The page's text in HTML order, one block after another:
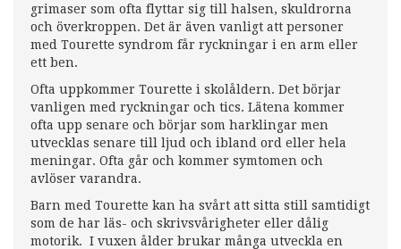
grimaser som ofta flyttar sig till halsen, skuldrorna
och överkroppen. Det är även vanligt att personer
med Tourette syndrom får ryckningar i en arm eller
ett ben.
Ofta uppkommer Tourette i skolåldern. Det börjar
vanligen med ryckningar och tics. Lätena kommer
ofta upp senare och börjar som harklingar men
utvecklas senare till ljud och ibland ord eller hela
meningar. Ofta går och kommer symtomen och
avlöser varandra.
Barn med Tourette kan ha svårt att sitta still samtidigt
som de har läs- och skrivsvårigheter eller dålig
motorik. I vuxen ålder brukar många utveckla en